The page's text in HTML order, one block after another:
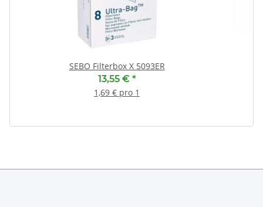
SEBO Filterbox X 5093ER
13,55 € *
1,69 € pro 1